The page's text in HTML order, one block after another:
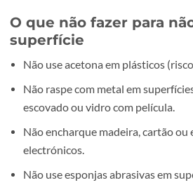
Depois de aquecer, em vez de
para “rolar” a cola. Muitas colas
Óleo em micro dose
O óleo dissolve certos adesivos.
Em plásticos, é dos métodos mais